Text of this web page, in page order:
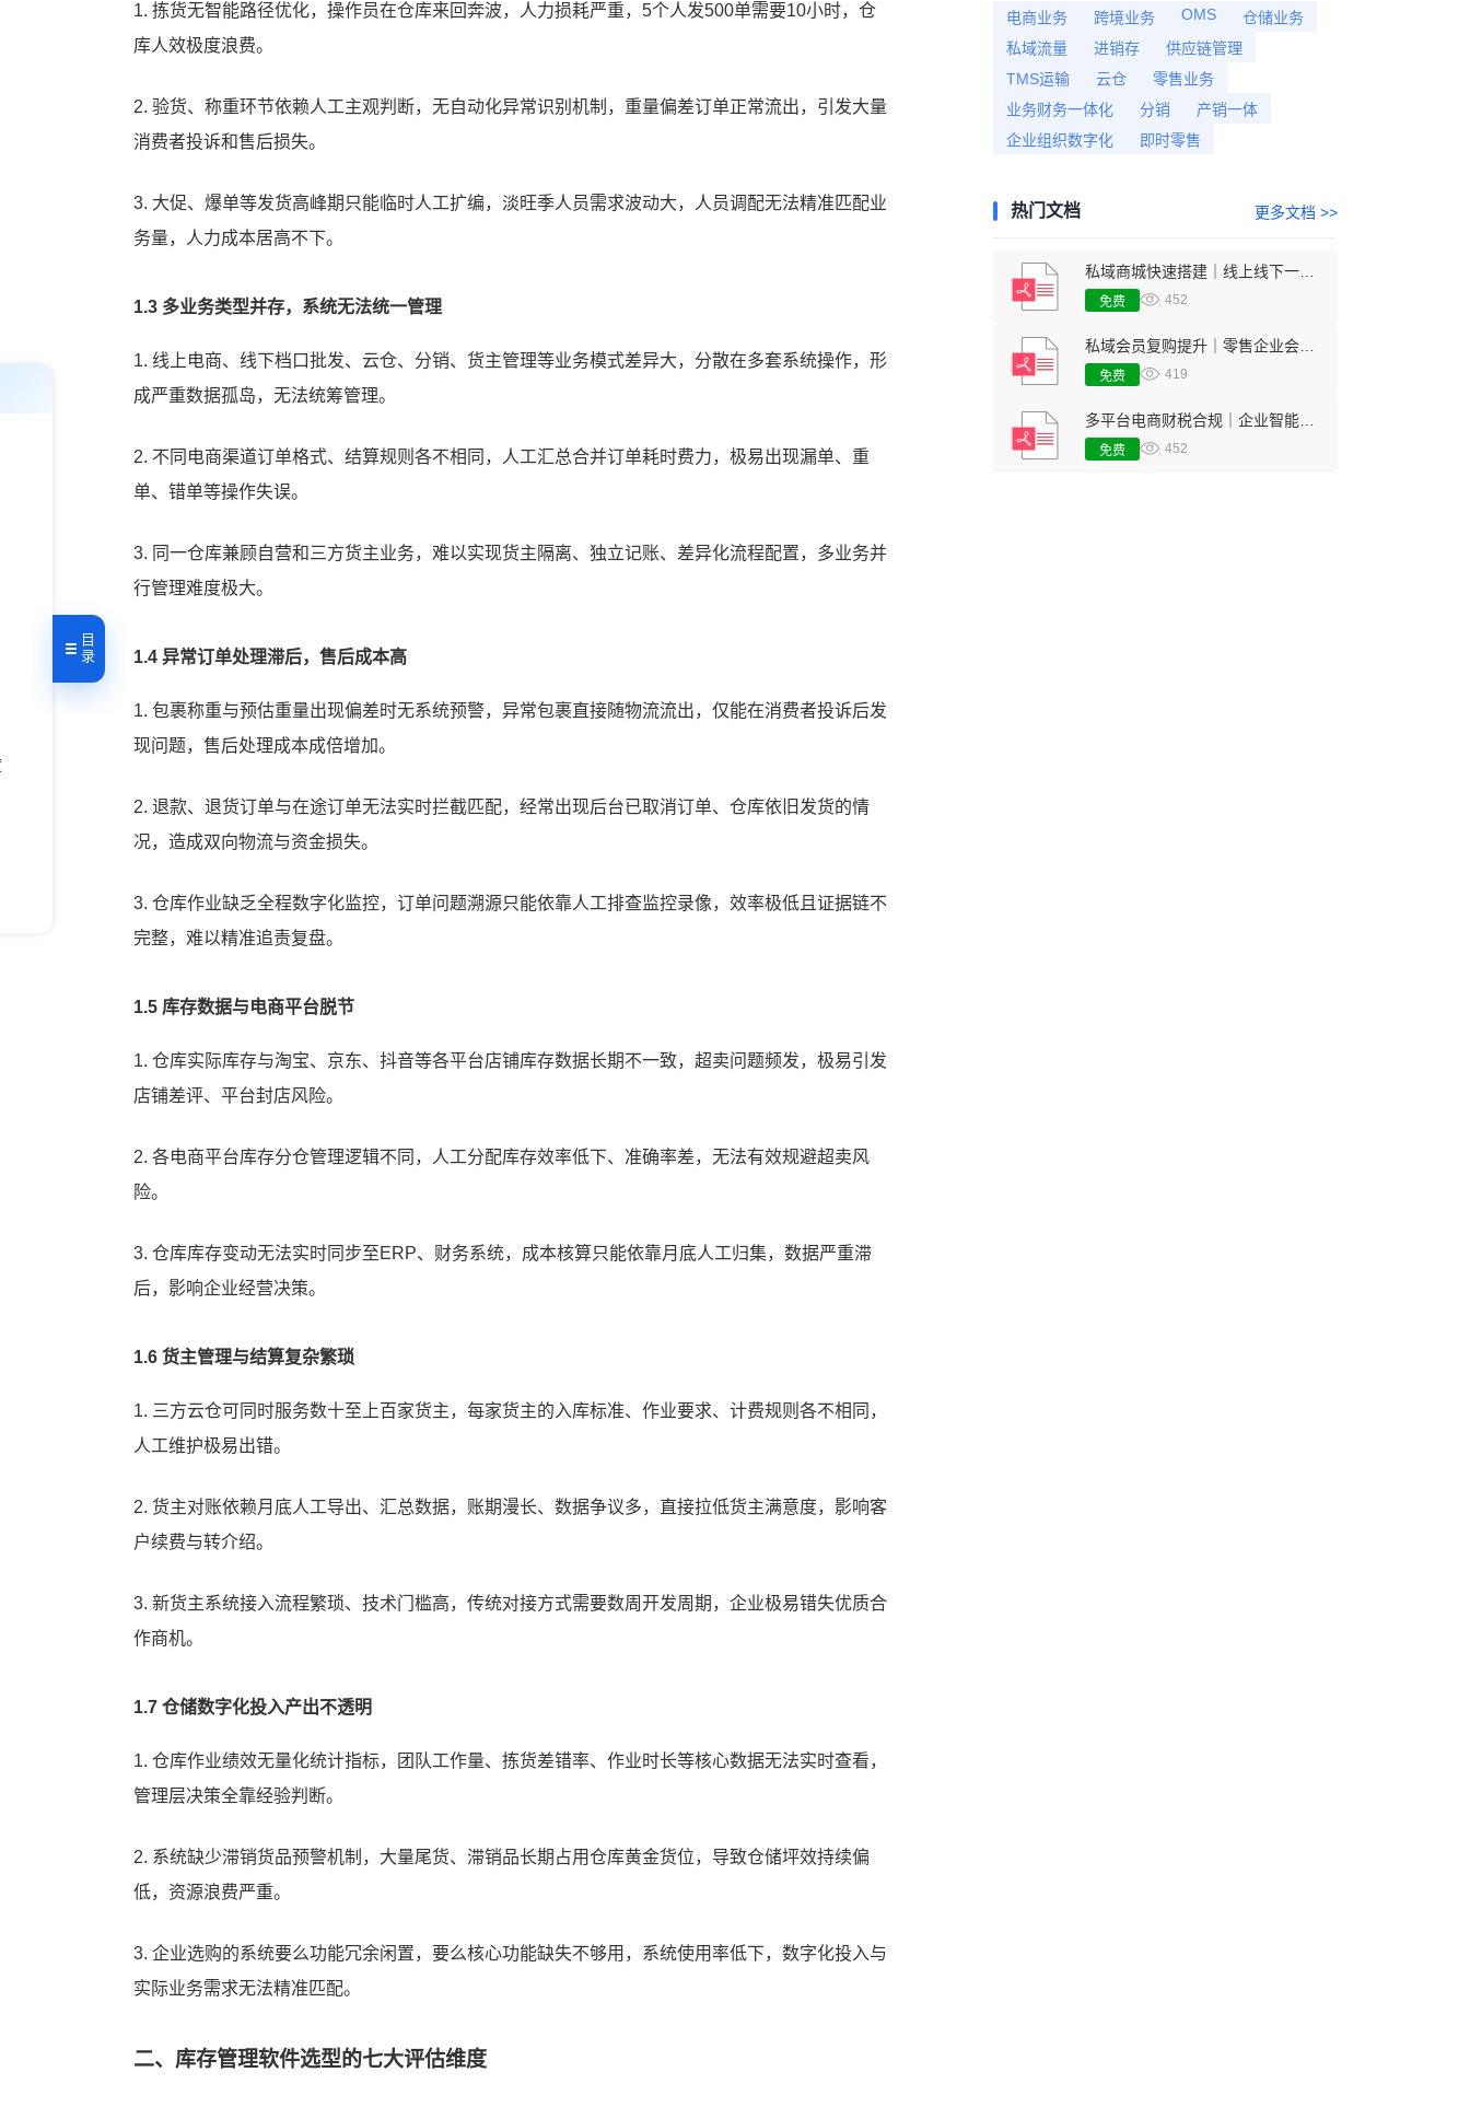
1. 拣货无智能路径优化，操作员在仓库来回奔波，人力损耗严重，5个人发500单需要10小时，仓
库人效极度浪费。
2. 验货、称重环节依赖人工主观判断，无自动化异常识别机制，重量偏差订单正常流出，引发大量
消费者投诉和售后损失。
3. 大促、爆单等发货高峰期只能临时人工扩编，淡旺季人员需求波动大，人员调配无法精准匹配业
务量，人力成本居高不下。
1.3 多业务类型并存，系统无法统一管理
1. 线上电商、线下档口批发、云仓、分销、货主管理等业务模式差异大，分散在多套系统操作，形
成严重数据孤岛，无法统筹管理。
2. 不同电商渠道订单格式、结算规则各不相同，人工汇总合并订单耗时费力，极易出现漏单、重
单、错单等操作失误。
3. 同一仓库兼顾自营和三方货主业务，难以实现货主隔离、独立记账、差异化流程配置，多业务并
行管理难度极大。
1.4 异常订单处理滞后，售后成本高
1. 包裹称重与预估重量出现偏差时无系统预警，异常包裹直接随物流流出，仅能在消费者投诉后发
现问题，售后处理成本成倍增加。
2. 退款、退货订单与在途订单无法实时拦截匹配，经常出现后台已取消订单、仓库依旧发货的情
况，造成双向物流与资金损失。
3. 仓库作业缺乏全程数字化监控，订单问题溯源只能依靠人工排查监控录像，效率极低且证据链不
完整，难以精准追责复盘。
1.5 库存数据与电商平台脱节
1. 仓库实际库存与淘宝、京东、抖音等各平台店铺库存数据长期不一致，超卖问题频发，极易引发
店铺差评、平台封店风险。
2. 各电商平台库存分仓管理逻辑不同，人工分配库存效率低下、准确率差，无法有效规避超卖风
险。
3. 仓库库存变动无法实时同步至ERP、财务系统，成本核算只能依靠月底人工归集，数据严重滞
后，影响企业经营决策。
1.6 货主管理与结算复杂繁琐
1. 三方云仓可同时服务数十至上百家货主，每家货主的入库标准、作业要求、计费规则各不相同，
人工维护极易出错。
2. 货主对账依赖月底人工导出、汇总数据，账期漫长、数据争议多，直接拉低货主满意度，影响客
户续费与转介绍。
3. 新货主系统接入流程繁琐、技术门槛高，传统对接方式需要数周开发周期，企业极易错失优质合
作商机。
1.7 仓储数字化投入产出不透明
1. 仓库作业绩效无量化统计指标，团队工作量、拣货差错率、作业时长等核心数据无法实时查看，
管理层决策全靠经验判断。
2. 系统缺少滞销货品预警机制，大量尾货、滞销品长期占用仓库黄金货位，导致仓储坪效持续偏
低，资源浪费严重。
3. 企业选购的系统要么功能冗余闲置，要么核心功能缺失不够用，系统使用率低下，数字化投入与
实际业务需求无法精准匹配。
二、库存管理软件选型的七大评估维度
际数量差异，进行判责与库存修正。
准识别货品短少、延迟、错发等异
常，实时推送提醒。
电商业务 跨境业务 OMS
仓储业务
私域流量
进销存
供应链管理
TMS运输
云仓
零售业务
业务财务一体化
分销
产销一体
企业组织数字化
即时零售
热门文档 更多文档 >>
私域商城快速搭建｜线上线下一体化零售经营方案
免费 452
私域会员复购提升｜零售企业会员留存增长数字化行业方案
免费 419
多平台电商财税合规｜企业智能财务对账核算管理方案
免费 452
目录